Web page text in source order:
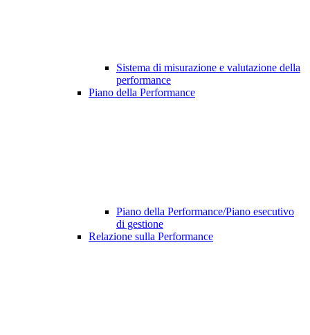
Sistema di misurazione e valutazione della
performance
Piano della Performance
Piano della Performance/Piano esecutivo
di gestione
Relazione sulla Performance